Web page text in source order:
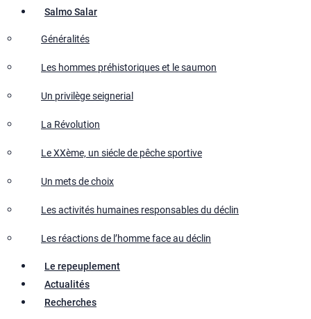
Salmo Salar
Généralités
Les hommes préhistoriques et le saumon
Un privilège seignerial
La Révolution
Le XXème, un siécle de pêche sportive
Un mets de choix
Les activités humaines responsables du déclin
Les réactions de l’homme face au déclin
Le repeuplement
Actualités
Recherches